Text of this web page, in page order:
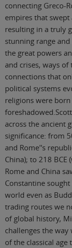
connecting Greco-
empires that swept
resulting in a truly
stunning range
the great powers
and crises, ways
connections that
political systems
religions were
across the ancient
significance: from
and Rome''s
China); to 218 BCE
Rome and China
Constantine
world even as
trading routes we
of global history,
challenges the
of the classical